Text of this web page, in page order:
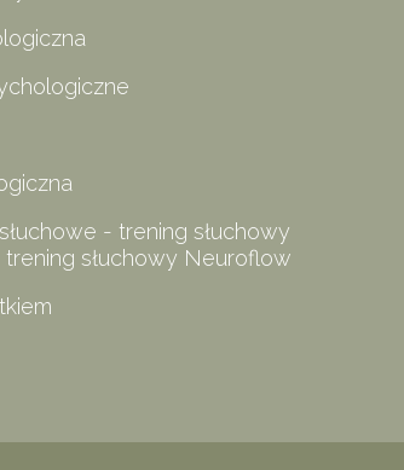
- trening słuchowy
słuchowy Neuroflow